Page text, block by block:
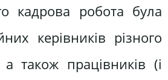
кадрова робота була
керівників різного
також працівників (і